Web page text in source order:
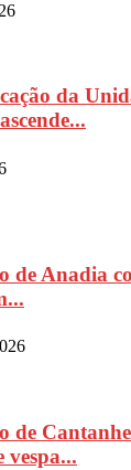
da
de Anadia
de
vespa...